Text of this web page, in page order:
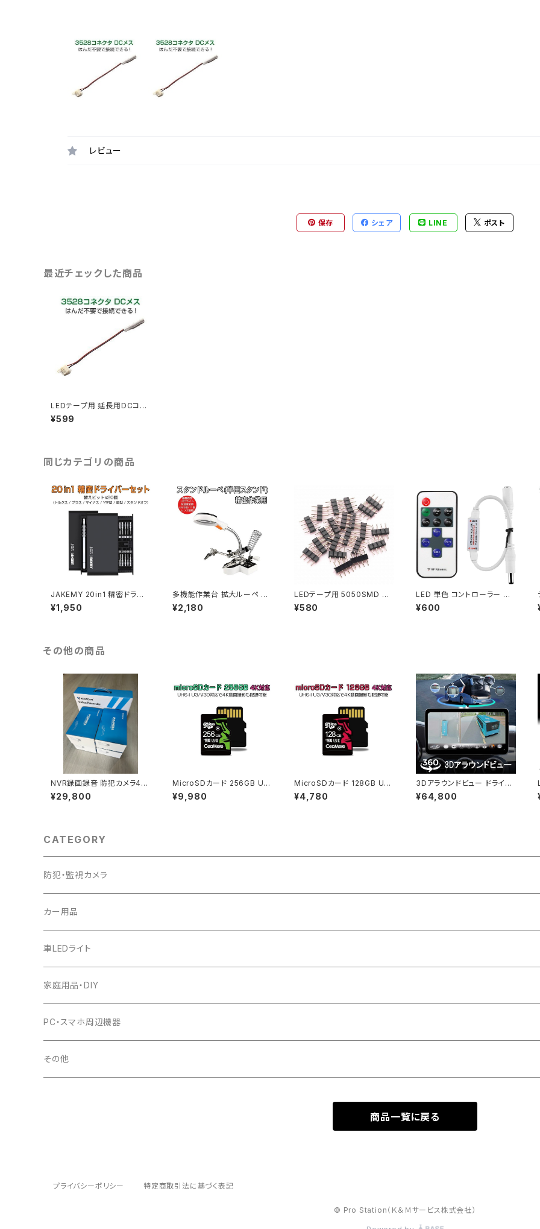
レビュー
保存 シェア LINE ポスト
最近チェックした商品
LEDテープ用 延長用DCコネ
クタ 3528用 2個セット はん
だ付け不要！ テープLED 送料
¥599
同じカテゴリの商品
JAKEMY 20in1 精密ドライ
バーセット 特殊ドライバー 磁
石付き ネジ回し 修理キット
¥1,950
多機能作業台 拡大ルーペ 4.
5倍 11倍レンズ 精密作業用
拡大鏡 電子基板 精密機器 1
¥2,180
LEDテープ用 5050SMD RG
B対応 2個セット 4ピン オス/
オス コネクタ 連結 送料無料
¥580
LED 単色 コントローラー 調
光 点滅 リモコン RF ワイヤレ
ス DCジャック LEDテープ LE
¥600
その他の商品
NVR録画録音 防犯カメラ4台
セット スマホ遠隔監視対応 初
期不良交換保証「NVR-CS58
¥29,800
MicroSDカード 256GB UH
S-I V30 超高速最大95MB
SDカード変換アダプタ USB
¥9,980
MicroSDカード 128GB UH
S-I V30 超高速最大95MB
SDカード変換アダプタ USB
¥4,780
3Dアラウンドビュー ドライブ
レコーダー 中型大型車対応 1
080P AHD対応 Sonyレンズ
¥64,800
CATEGORY
防犯・監視カメラ
カー用品
車LEDライト
家庭用品・DIY
PC・スマホ周辺機器
その他
商品一覧に戻る
プライバシーポリシー 特定商取引法に基づく表記
© Pro Station（Ｋ＆Ｍサービス株式会社）